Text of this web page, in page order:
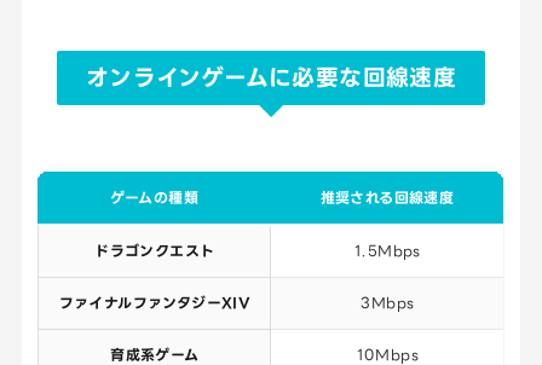
オンラインゲームに必要な回線速度
ゲームの種類 推奨される回線速度
ドラゴンクエスト 1.5Mbps
ファイナルファンタジーXIV 3Mbps
育成系ゲーム 10Mbps